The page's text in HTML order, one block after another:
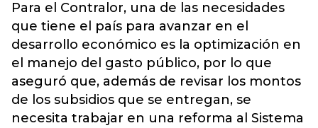
Para el Contralor, una de las necesidades
que tiene el país para avanzar en el
desarrollo económico es la optimización en
el manejo del gasto público, por lo que
aseguró que, además de revisar los montos
de los subsidios que se entregan, se
necesita trabajar en una reforma al Sistema